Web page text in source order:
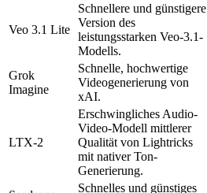
Veo 3.1 Lite
Schnellere und günstigere
Version des
leistungsstarken Veo-3.1-
Modells.
Grok
Imagine
Schnelle, hochwertige
Videogenerierung von
xAI.
LTX-2
Erschwingliches Audio-
Video-Modell mittlerer
Qualität von Lightricks
mit nativer Ton-
Generierung.
Schnelles und günstiges